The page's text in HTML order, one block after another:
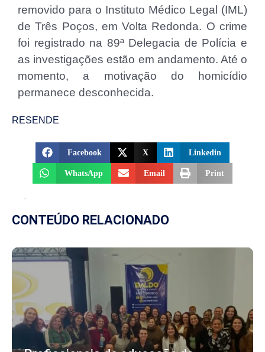
removido para o Instituto Médico Legal (IML)
de Três Poços, em Volta Redonda. O crime
foi registrado na 89ª Delegacia de Polícia e
as investigações estão em andamento. Até o
momento, a motivação do homicídio
permanece desconhecida.
RESENDE
Facebook X Linkedin
WhatsApp Email Print
CONTEÚDO RELACIONADO